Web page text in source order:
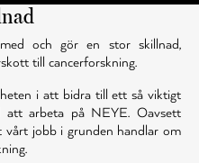
och gör en stor skillnad,
till cancerforskning.
i att bidra till ett så viktigt
att arbeta på NEYE. Oavsett
vårt jobb i grunden handlar om